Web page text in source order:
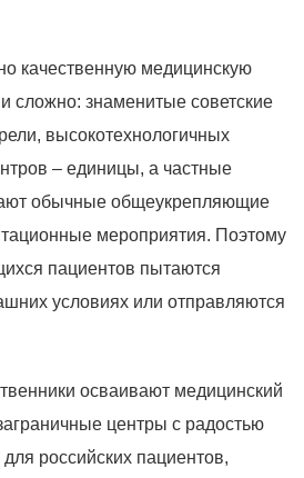
качественную медицинскую
сложно: знаменитые советские
высокотехнологичных
– единицы, а частные
обычные общеукрепляющие
мероприятия. Поэтому
пациентов пытаются
условиях или отправляются
осваивают медицинский
центры с радостью
российских пациентов,